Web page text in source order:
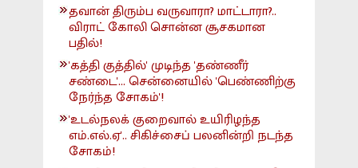
தவான் திரும்ப வருவாரா? மாட்டாரா?..
விராட் கோலி சொன்ன சூசகமான
பதில்!
'கத்தி குத்தில்' முடிந்த 'தண்ணீர்
சண்டை'... சென்னையில் 'பெண்ணிற்கு
நேர்ந்த சோகம்'!
'உடல்நலக் குறைவால் உயிரிழந்த
எம்.எல்.ஏ'.. சிகிச்சைப் பலனின்றி நடந்த
சோகம்!